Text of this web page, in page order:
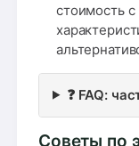
стоимость
❓ FAQ:
Советы по